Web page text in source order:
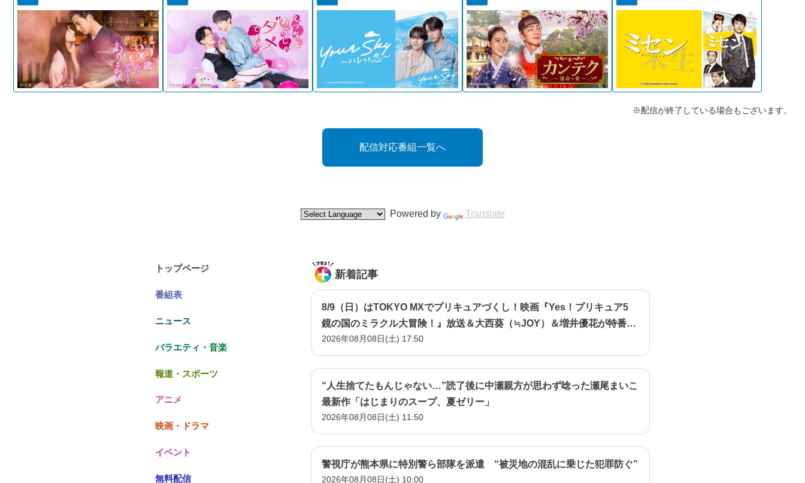
※配信が終了している場合もございます。
配信対応番組一覧へ
Powered by Translate
トップページ
番組表
ニュース
バラエティ・音楽
報道・スポーツ
アニメ
映画・ドラマ
イベント
無料配信
新着記事
8/9（日）はTOKYO MXでプリキュアづくし！映画『Yes！プリキュア5
鏡の国のミラクル大冒険！』放送＆大西葵（≒JOY）＆増井優花が特番で
『名探偵プリキュア！』イベント潜入！
2026年08月08日(土) 17:50
“人生捨てたもんじゃない…”読了後に中瀬親方が思わず唸った瀬尾まいこ
最新作「はじまりのスープ、夏ゼリー」
2026年08月08日(土) 11:50
警視庁が熊本県に特別警ら部隊を派遣 “被災地の混乱に乗じた犯罪防ぐ”
2026年08月08日(土) 10:00